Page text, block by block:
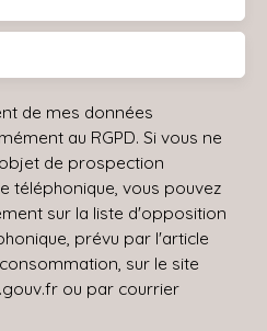
de mes données
au RGPD. Si vous ne
de prospection
téléphonique, vous pouvez
sur la liste d'opposition
prévu par l'article
sur le site
ou par courrier